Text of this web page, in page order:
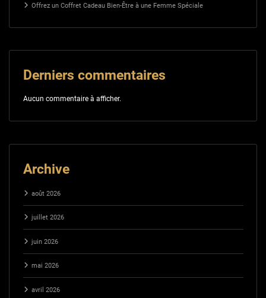
Offrez un Coffret Cadeau Bien-Être à une Femme Spéciale
Derniers commentaires
Aucun commentaire à afficher.
Archive
août 2026
juillet 2026
juin 2026
mai 2026
avril 2026